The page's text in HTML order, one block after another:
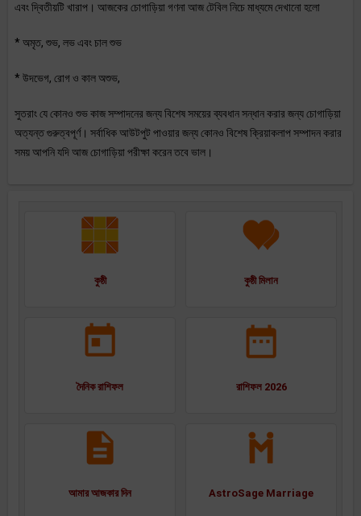
এবং দ্বিতীয়টি খারাপ। আজকের চোগাড়িয়া গণনা আজ টেবিল নিচে মাধ্যমে দেখানো হলো
* অমৃত, শুভ, লভ এবং চাল শুভ
* উদভেগ, রোগ ও কাল অশুভ,
সুতরাং যে কোনও শুভ কাজ সম্পাদনের জন্য বিশেষ সময়ের ব্যবধান সন্ধান করার জন্য চোগাড়িয়া
অত্যন্ত গুরুত্বপূর্ণ। সর্বাধিক আউটপুট পাওয়ার জন্য কোনও বিশেষ ক্রিয়াকলাপ সম্পাদন করার
সময় আপনি যদি আজ চোগাড়িয়া পরীক্ষা করেন তবে ভাল।
কুষ্ঠী কুষ্ঠী মিলান
দৈনিক রাশিফল রাশিফল 2026
আমার আজকার দিন AstroSage Marriage